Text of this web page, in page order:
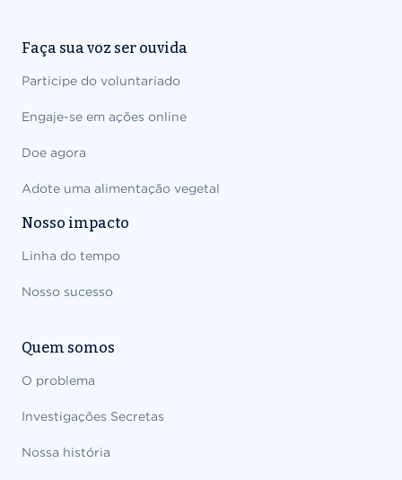
Faça sua voz ser ouvida
Participe do voluntariado
Engaje-se em ações online
Doe agora
Adote uma alimentação vegetal
Nosso impacto
Linha do tempo
Nosso sucesso
Quem somos
O problema
Investigações Secretas
Nossa história